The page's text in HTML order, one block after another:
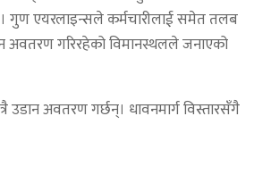
छ। गुण एयरलाइन्सले कर्मचारीलाई समेत तलब
अवतरण गरिरहेको विमानस्थलले जनाएको
उडान अवतरण गर्छन्। धावनमार्ग विस्तारसँगै